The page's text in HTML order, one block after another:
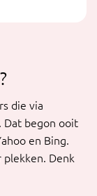
die via
Dat begon ooit
en Bing.
plekken. Denk